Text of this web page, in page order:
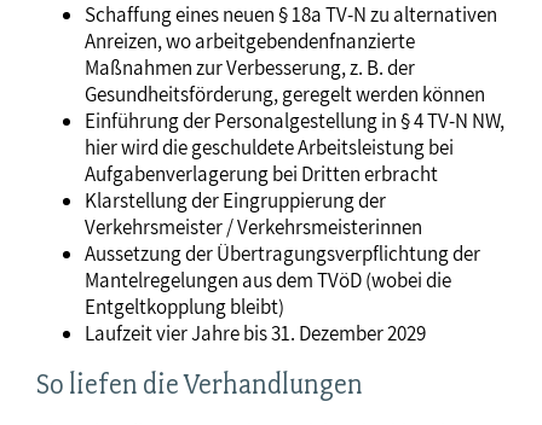
Schaffung eines neuen § 18a TV-N zu alternativen
Anreizen, wo arbeitgebendenfnanzierte
Maßnahmen zur Verbesserung, z. B. der
Gesundheitsförderung, geregelt werden können
Einführung der Personalgestellung in § 4 TV-N NW,
hier wird die geschuldete Arbeitsleistung bei
Aufgabenverlagerung bei Dritten erbracht
Klarstellung der Eingruppierung der
Verkehrsmeister / Verkehrsmeisterinnen
Aussetzung der Übertragungsverpflichtung der
Mantelregelungen aus dem TVöD (wobei die
Entgeltkopplung bleibt)
Laufzeit vier Jahre bis 31. Dezember 2029
So liefen die Verhandlungen